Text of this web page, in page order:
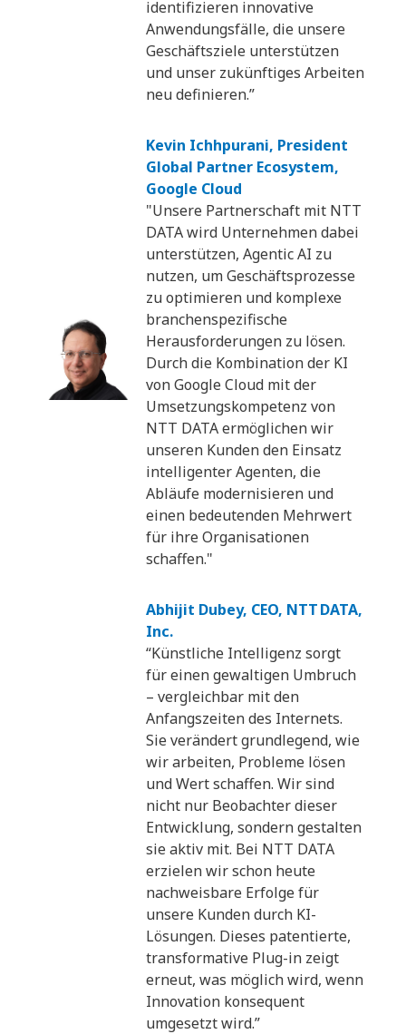
identifizieren innovative
Anwendungsfälle, die unsere
Geschäftsziele unterstützen
und unser zukünftiges Arbeiten
neu definieren.”
Kevin Ichhpurani, President
Global Partner Ecosystem,
Google Cloud
"Unsere Partnerschaft mit NTT
DATA wird Unternehmen dabei
unterstützen, Agentic AI zu
nutzen, um Geschäftsprozesse
zu optimieren und komplexe
branchenspezifische
Herausforderungen zu lösen.
Durch die Kombination der KI
von Google Cloud mit der
Umsetzungskompetenz von
NTT DATA ermöglichen wir
unseren Kunden den Einsatz
intelligenter Agenten, die
Abläufe modernisieren und
einen bedeutenden Mehrwert
für ihre Organisationen
schaffen."
Abhijit Dubey, CEO, NTT DATA,
Inc.
“Künstliche Intelligenz sorgt
für einen gewaltigen Umbruch
– vergleichbar mit den
Anfangszeiten des Internets.
Sie verändert grundlegend, wie
wir arbeiten, Probleme lösen
und Wert schaffen. Wir sind
nicht nur Beobachter dieser
Entwicklung, sondern gestalten
sie aktiv mit. Bei NTT DATA
erzielen wir schon heute
nachweisbare Erfolge für
unsere Kunden durch KI-
Lösungen. Dieses patentierte,
transformative Plug-in zeigt
erneut, was möglich wird, wenn
Innovation konsequent
umgesetzt wird.”